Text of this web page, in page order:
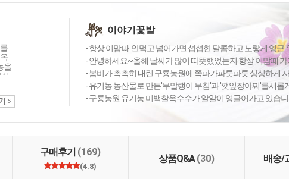
을
최
이야기꽃밭
- 항상 이맘 때 안먹고 넘어가면 섭섭한 달콤하고 노랗게 영근
- 안녕하세요~올해 날씨가 많이 따뜻했었는지 항상 이맘때 가
- 봄비가 촉촉히 내린 구룡농원에 쪽파가파릇파릇 싱싱하게 자
- 유기농 농산물로 만든'무말랭이 무침'과 '깻잎장아찌'를새롭게
- 구룡농원 유기농 미백찰옥수수가 알알이 영글어가고 있습니
구매후기 (169)
(4.8)
상품Q&A(30) 배송/